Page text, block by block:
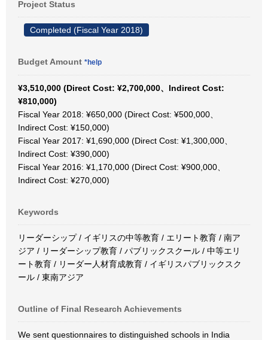
Project Status
Completed (Fiscal Year 2018)
Budget Amount *help
¥3,510,000 (Direct Cost: ¥2,700,000、Indirect Cost:
¥810,000)
Fiscal Year 2018: ¥650,000 (Direct Cost: ¥500,000、
Indirect Cost: ¥150,000)
Fiscal Year 2017: ¥1,690,000 (Direct Cost: ¥1,300,000、
Indirect Cost: ¥390,000)
Fiscal Year 2016: ¥1,170,000 (Direct Cost: ¥900,000、
Indirect Cost: ¥270,000)
Keywords
リーダーシップ / イギリスの中等教育 / エリート教育 / 南ア
ジア / リーダーシップ教育 / パブリックスクール / 中等エリ
ート教育 / リーダー人材育成教育 / イギリスパブリックスク
ール / 東南アジア
Outline of Final Research Achievements
We sent questionnaires to distinguished schools in India